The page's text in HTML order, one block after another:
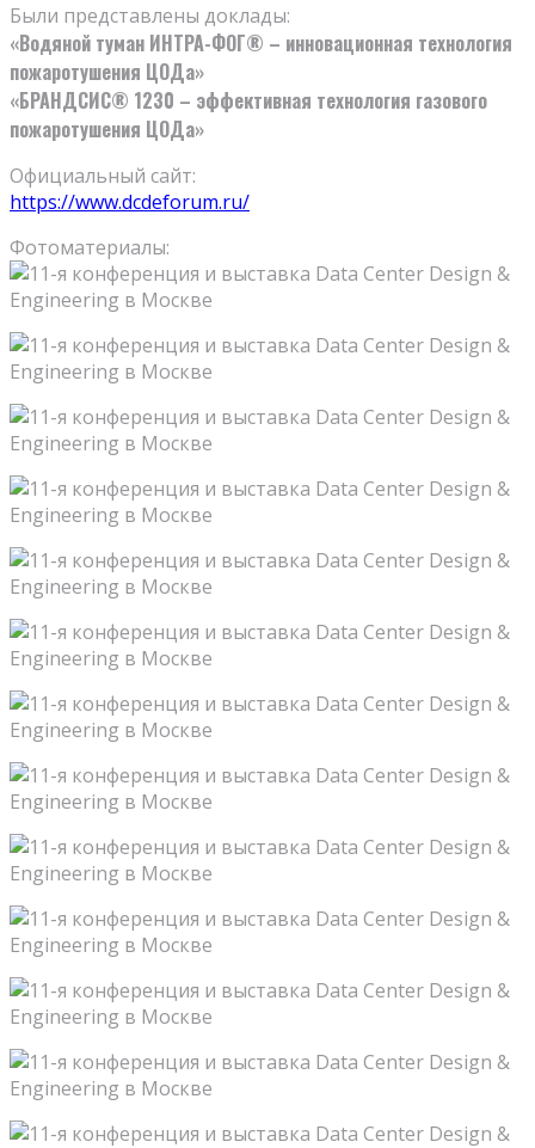
Были представлены доклады:
«Водяной туман ИНТРА-ФОГ® – инновационная технология
пожаротушения ЦОДа»
«БРАНДСИС® 1230 – эффективная технология газового
пожаротушения ЦОДа»
Официальный сайт:
https://www.dcdeforum.ru/
Фотоматериалы: